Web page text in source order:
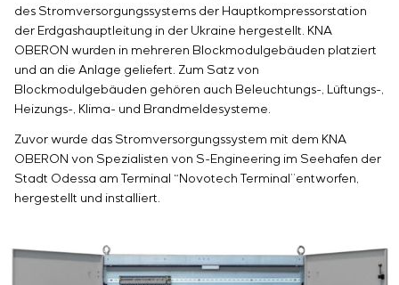
des Stromversorgungssystems der Hauptkompressorstation
der Erdgashauptleitung in der Ukraine hergestellt. KNA
OBERON wurden in mehreren Blockmodulgebäuden platziert
und an die Anlage geliefert. Zum Satz von
Blockmodulgebäuden gehören auch Beleuchtungs-, Lüftungs-,
Heizungs-, Klima- und Brandmeldesysteme.
Zuvor wurde das Stromversorgungssystem mit dem KNA
OBERON von Spezialisten von S-Engineering im Seehafen der
Stadt Odessa am Terminal “Novotech Terminal”entworfen,
hergestellt und installiert.